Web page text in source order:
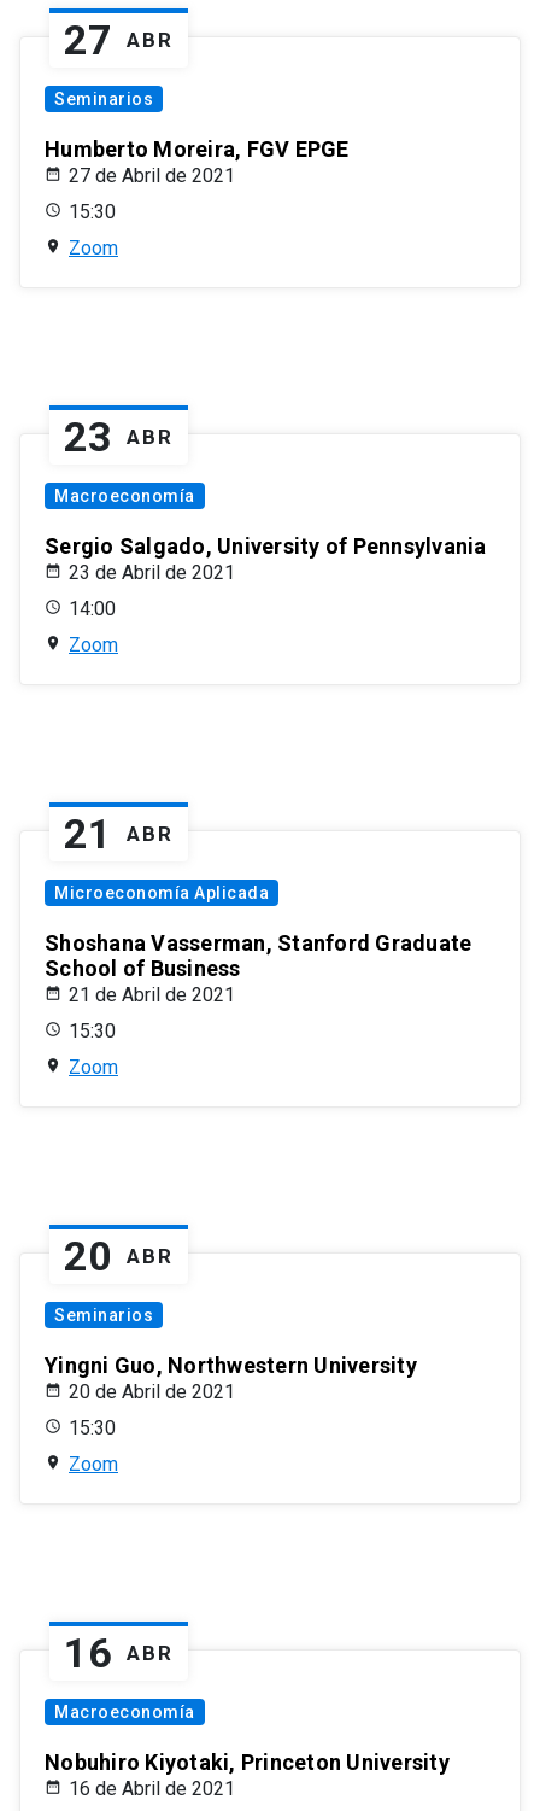
27 ABR
Seminarios
Humberto Moreira, FGV EPGE
27 de Abril de 2021
15:30
Zoom
23 ABR
Macroeconomía
Sergio Salgado, University of Pennsylvania
23 de Abril de 2021
14:00
Zoom
21 ABR
Microeconomía Aplicada
Shoshana Vasserman, Stanford Graduate
School of Business
21 de Abril de 2021
15:30
Zoom
20 ABR
Seminarios
Yingni Guo, Northwestern University
20 de Abril de 2021
15:30
Zoom
16 ABR
Macroeconomía
Nobuhiro Kiyotaki, Princeton University
16 de Abril de 2021